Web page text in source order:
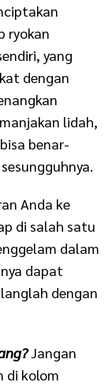
ryokan
yang
dengan
lidah,
benar-
Anda ke
di salah satu
dalam
dapat
dengan
Jangan
di kolom